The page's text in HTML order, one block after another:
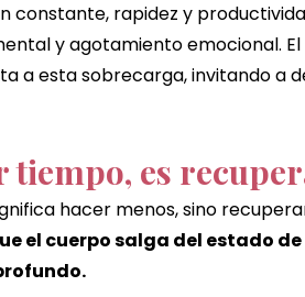
constante, rapidez y
y agotamiento emocional. El
a esta sobrecarga, invitando a
tiempo, es
hacer menos, sino
el cuerpo salga del estado